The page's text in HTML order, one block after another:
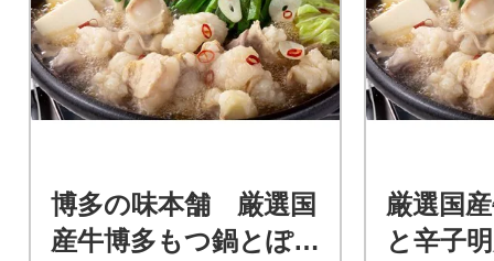
博多の味本舗 厳選国
産牛博多もつ鍋とぽ
厳選国
と辛子